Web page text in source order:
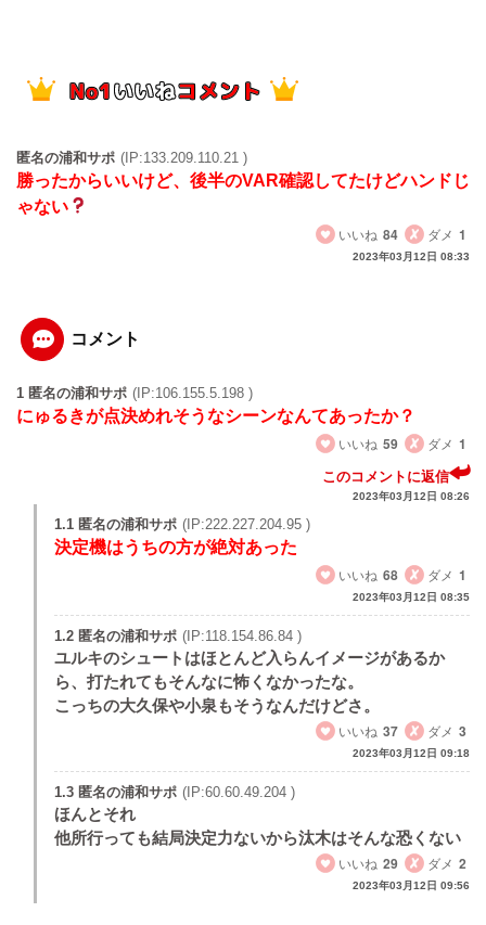
匿名の浦和サポ (IP:133.209.110.21 )
勝ったからいいけど、後半のVAR確認してたけどハンドじ
ゃない
いいね 84 ダメ 1
2023年03月12日 08:33
コメント
1 匿名の浦和サポ (IP:106.155.5.198 )
にゅるきが点決めれそうなシーンなんてあったか？
いいね 59 ダメ 1
このコメントに返信
2023年03月12日 08:26
1.1 匿名の浦和サポ (IP:222.227.204.95 )
決定機はうちの方が絶対あった
いいね 68 ダメ 1
2023年03月12日 08:35
1.2 匿名の浦和サポ (IP:118.154.86.84 )
ユルキのシュートはほとんど入らんイメージがあるか
ら、打たれてもそんなに怖くなかったな。
こっちの大久保や小泉もそうなんだけどさ。
いいね 37 ダメ 3
2023年03月12日 09:18
1.3 匿名の浦和サポ (IP:60.60.49.204 )
ほんとそれ
他所行っても結局決定力ないから汰木はそんな恐くない
いいね 29 ダメ 2
2023年03月12日 09:56